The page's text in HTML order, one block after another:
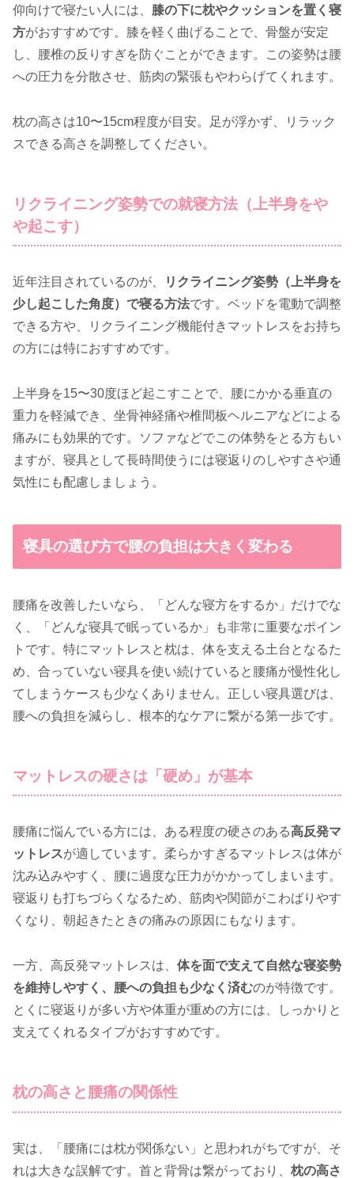
仰向けで寝たい人には、 膝の下に枕やクッションを置く寝
方がおすすめです。膝を軽く曲げることで、骨盤が安定
し、腰椎の反りすぎを防ぐことができます。この姿勢は腰
への圧力を分散させ、筋肉の緊張もやわらげてくれます。
枕の高さは10〜15cm程度が目安。足が浮かず、リラック
スできる高さを調整してください。
リクライニング姿勢での就寝方法（上半身をや
や起こす）
近年注目されているのが、
リクライニング姿勢（上半身を
少し起こした角度）で寝る方法です。ベッドを電動で調整
できる方や、リクライニング機能付きマットレスをお持ち
の方には特におすすめです。
上半身を15〜30度ほど起こすことで、腰にかかる垂直の
重力を軽減でき、坐骨神経痛や椎間板ヘルニアなどによる
痛みにも効果的です。ソファなどでこの体勢をとる方もい
ますが、寝具として長時間使うには寝返りのしやすさや通
気性にも配慮しましょう。
寝具の選び方で腰の負担は大きく変わる
腰痛を改善したいなら、「どんな寝方をするか」だけでな
く、「どんな寝具で眠っているか」も非常に重要なポイン
トです。特にマットレスと枕は、体を支える土台となるた
め、合っていない寝具を使い続けていると腰痛が慢性化し
てしまうケースも少なくありません。正しい寝具選びは、
腰への負担を減らし、根本的なケアに繋がる第一歩です。
マットレスの硬さは「硬め」が基本
腰痛に悩んでいる方には、ある程度の硬さのある高反発マ
ットレスが適しています。柔らかすぎるマットレスは体が
沈み込みやすく、腰に過度な圧力がかかってしまいます。
寝返りも打ちづらくなるため、筋肉や関節がこわばりやす
くなり、朝起きたときの痛みの原因にもなります。
一方、高反発マットレスは、 体を面で支えて自然な寝姿勢
を維持しやすく、腰への負担も少なく済むのが特徴です。
とくに寝返りが多い方や体重が重めの方には、しっかりと
支えてくれるタイプがおすすめです。
枕の高さと腰痛の関係性
実は、「腰痛には枕が関係ない」と思われがちですが、そ
れは大きな誤解です。首と背骨は繋がっており、 枕の高さ